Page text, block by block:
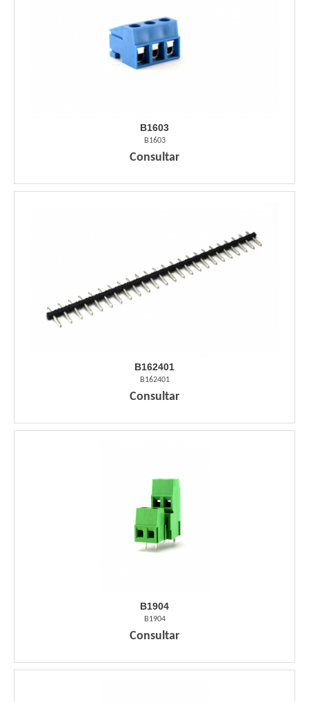
B1603
B1603
Consultar
B162401
B162401
Consultar
B1904
B1904
Consultar